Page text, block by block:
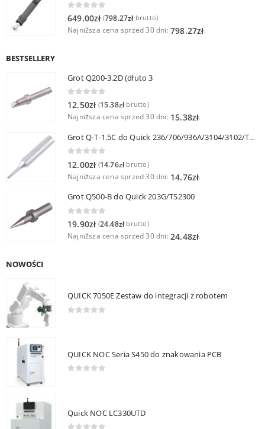
649.00zł (798.27złbrutto)
Najniższa cena sprzed 30 dni: 798.27zł.
BESTSELLERY
Grot Q200-3.2D (dłuto 3
0out of 5
12.50zł (15.38złbrutto)
Najniższa cena sprzed 30 dni: 15.38zł.
Grot Q-T-1.5C do Quick 236/706/936A/3104/3102/TS1100
12.00zł (14.76złbrutto)
Najniższa cena sprzed 30 dni: 14.76zł.
Grot Q500-B do Quick 203G/TS2300
0out of 5
19.90zł (24.48złbrutto)
Najniższa cena sprzed 30 dni: 24.48zł.
NOWOŚCI
QUICK 7050E Zestaw do integracji z robotem
QUICK NOC Seria S450 do znakowania PCB
Quick NOC LC330UTD